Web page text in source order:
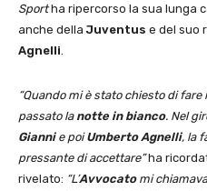
Sportha ripercorso la sua lunga
anche dellaJuventus e del suo
Agnelli
“Quando mi è stato chiesto di fare
passato la notte in bianco. Nel
Giannie poiUmberto Agnelli, la
pressante di accettare”ha
rivelato: “L’Avvocatomi